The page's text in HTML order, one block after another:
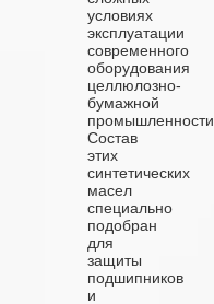
условиях
эксплуатации
современного
оборудования
целлюлозно-
бумажной
промышленности.
Состав
этих
синтетических
масел
специально
подобран
для
защиты
подшипников
и